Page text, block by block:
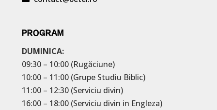
PROGRAM
DUMINICA:
09:30 – 10:00 (Rugăciune)
10:00 – 11:00 (Grupe Studiu Biblic)
11:00 – 12:30 (Serviciu divin)
16:00 – 18:00 (Serviciu divin in Engleza)